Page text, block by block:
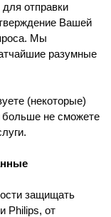
отправки
Вашей
Мы
разумные
(некоторые)
больше не сможете
защищать
Philips, от